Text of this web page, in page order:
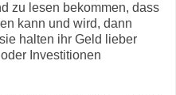
zu lesen bekommen, dass
kann und wird, dann
halten ihr Geld lieber
Investitionen